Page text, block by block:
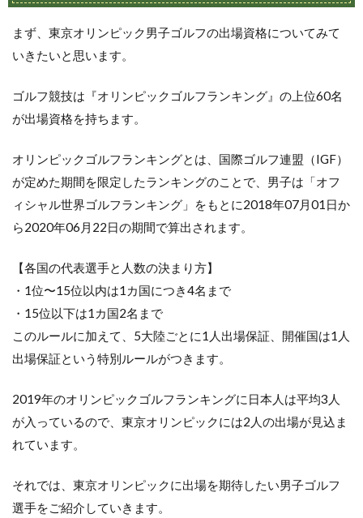
ッ
の
出
格
2
英樹
（ま
つや
まひ
で
3
周吾
（い
らし
ゅう
4
小平
（こ
らさ
と
し）
まず、東京オリンピック男子ゴルフの出場資格についてみて
いきたいと思います。
ゴルフ競技は『オリンピックゴルフランキング』の上位60名
が出場資格を持ちます。
オリンピックゴルフランキングとは、国際ゴルフ連盟（IGF）
が定めた期間を限定したランキングのことで、男子は「オフ
ィシャル世界ゴルフランキング」をもとに2018年07月01日か
ら2020年06月22日の期間で算出されます。
【各国の代表選手と人数の決まり方】
・1位〜15位以内は1カ国につき4名まで
・15位以下は1カ国2名まで
このルールに加えて、5大陸ごとに1人出場保証、開催国は1人
出場保証という特別ルールがつきます。
2019年のオリンピックゴルフランキングに日本人は平均3人
が入っているので、東京オリンピックには2人の出場が見込ま
れています。
それでは、東京オリンピックに出場を期待したい男子ゴルフ
選手をご紹介していきます。